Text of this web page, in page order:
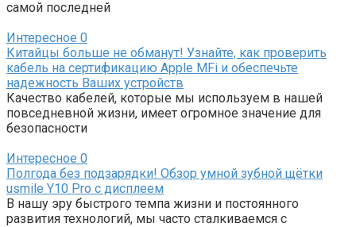
самой последней
Интересное 0
Китайцы больше не обманут! Узнайте, как проверить
кабель на сертификацию Apple MFi и обеспечьте
надежность Ваших устройств
Качество кабелей, которые мы используем в нашей
повседневной жизни, имеет огромное значение для
безопасности
Интересное 0
Полгода без подзарядки! Обзор умной зубной щётки
usmile Y10 Pro с дисплеем
В нашу эру быстрого темпа жизни и постоянного
развития технологий, мы часто сталкиваемся с